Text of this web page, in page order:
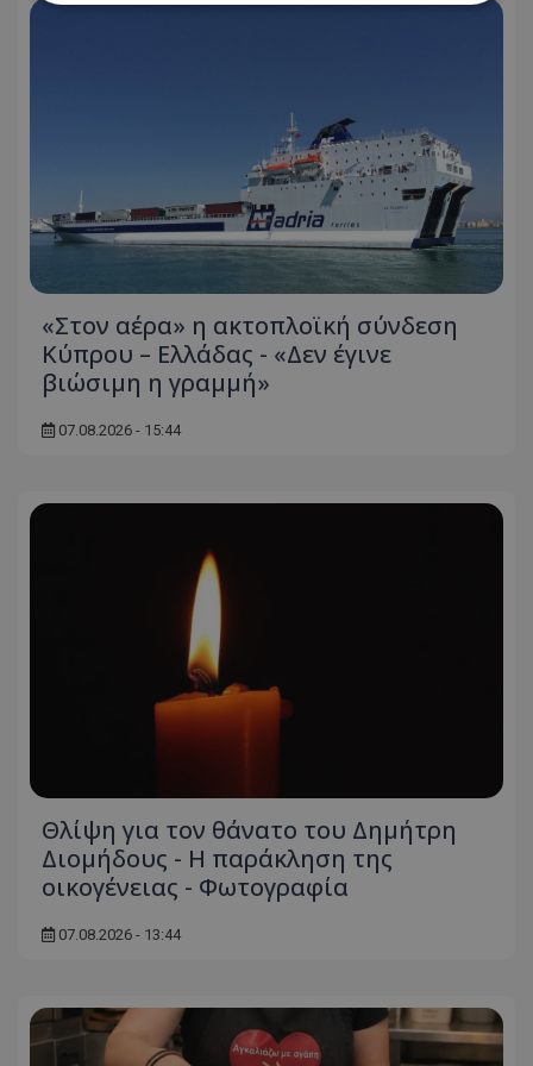
«Στον αέρα» η ακτοπλοϊκή σύνδεση
Κύπρου – Ελλάδας - «Δεν έγινε
βιώσιμη η γραμμή»
07.08.2026 - 15:44
Θλίψη για τον θάνατο του Δημήτρη
Διομήδους - Η παράκληση της
οικογένειας - Φωτογραφία
07.08.2026 - 13:44
Μη ταξινομημένα
Τα απολύτως απαραίτητα cookies επιτρέπουν
βασικές λειτουργίες του ιστότοπου, όπως τη
σύνδεση χρήστη και τη διαχείριση λογαριασμού.
Ο ιστότοπος δεν μπορεί να χρησιμοποιηθεί σωστά
χωρίς τα απολύτως απαραίτητα cookies.
Προμηθευτής
ASP.NET_SessionId
VISITOR_PRIVACY_METADATA
YouTube